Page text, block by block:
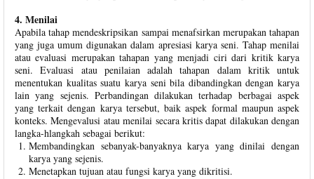
4. Menilai
Apabila tahap mendeskripsikan sampai menafsirkan merupakan tahapan
yang juga umum digunakan dalam apresiasi karya seni. Tahap menilai
atau evaluasi merupakan tahapan yang menjadi ciri dari kritik karya
seni. Evaluasi atau penilaian adalah tahapan dalam kritik untuk
menentukan kualitas suatu karya seni bila dibandingkan dengan karya
lain yang sejenis. Perbandingan dilakukan terhadap berbagai aspek
yang terkait dengan karya tersebut, baik aspek formal maupun aspek
konteks. Mengevalusi atau menilai secara kritis dapat dilakukan dengan
langka-hlangkah sebagai berikut:
Membandingkan sebanyak-banyaknya karya yang dinilai dengan
karya yang sejenis.
Menetapkan tujuan atau fungsi karya yang dikritisi.